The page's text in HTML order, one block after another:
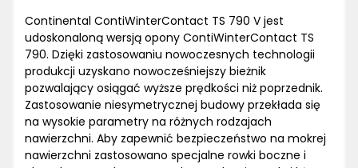
Continental ContiWinterContact TS 790 V jest
udoskonaloną wersją opony ContiWinterContact TS
790. Dzięki zastosowaniu nowoczesnych technologii
produkcji uzyskano nowocześniejszy bieżnik
pozwalający osiągać wyższe prędkości niż poprzednik.
Zastosowanie niesymetrycznej budowy przekłada się
na wysokie parametry na różnych rodzajach
nawierzchni. Aby zapewnić bezpieczeństwo na mokrej
nawierzchni zastosowano specjalne rowki boczne i